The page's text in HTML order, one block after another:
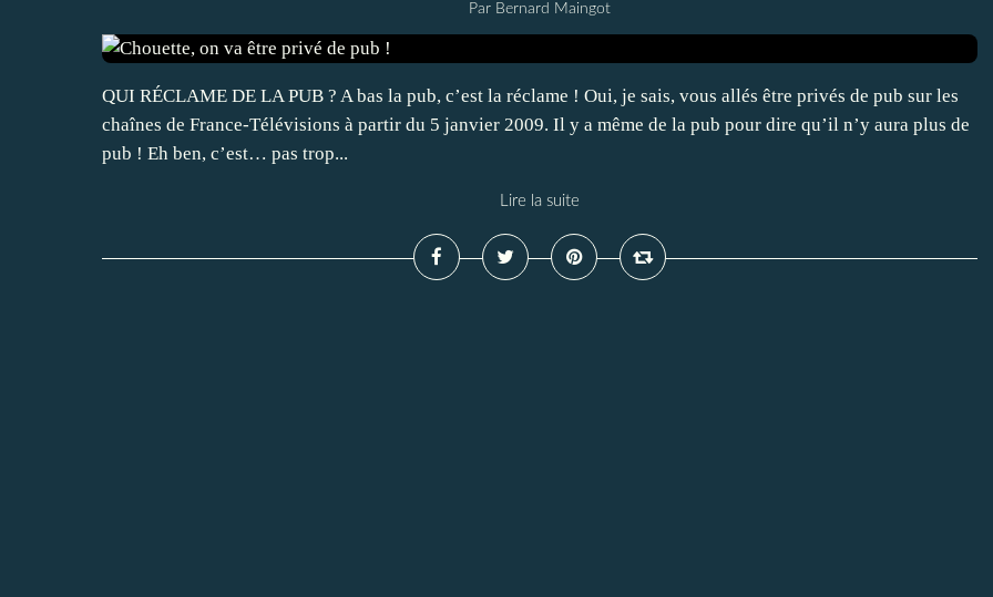
Par Bernard Maingot
QUI RÉCLAME DE LA PUB ? A bas la pub, c’est la réclame ! Oui, je sais, vous allés être privés de pub sur les
chaînes de France-Télévisions à partir du 5 janvier 2009. Il y a même de la pub pour dire qu’il n’y aura plus de
pub ! Eh ben, c’est… pas trop...
Lire la suite